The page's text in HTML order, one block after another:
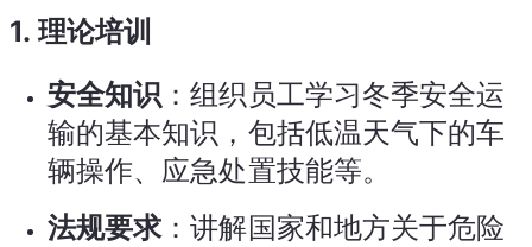
1.理论培训
安全知识 ：组织员工学习冬季安全运
输的基本知识，包括低温天气下的车
辆操作、应急处置技能等。
法规要求：讲解国家和地方关于危险